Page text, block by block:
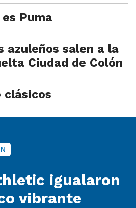
Puma
azuleños salen a la
Ciudad de Colón
clásicos
igualaron
vibrante